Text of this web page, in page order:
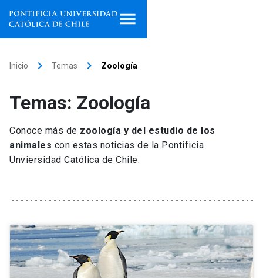
Facultades, escuelas e
institutos
Investigación
Vinculación
Universidad
Inicio keyboard_arrow_right Temas keyboard_arrow_right Zoología
Temas: Zoología
Conoce más de zoología y del estudio de los
animales con estas noticias de la Pontificia
Unviersidad Católica de Chile.